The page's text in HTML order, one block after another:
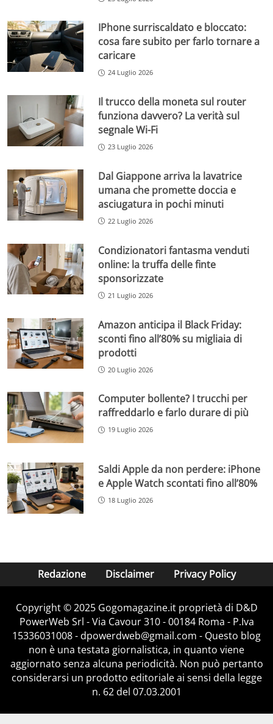
IPhone surriscaldato e bloccato:
cosa fare subito per farlo tornare a
caricare
24 Luglio 2026
Il trucco della moneta sul router
funziona davvero? La verità sul
segnale Wi-Fi
23 Luglio 2026
Dal Giappone arriva la lavatrice
umana che promette doccia e
asciugatura in pochi minuti
22 Luglio 2026
Condizionatori fantasma venduti
online: la truffa delle finte
sponsorizzate
21 Luglio 2026
Amazon anticipa il Black Friday:
sconti fino all’80% su migliaia di
prodotti
20 Luglio 2026
Computer bollente? I trucchi per
raffreddarlo e farlo durare di più
19 Luglio 2026
Saldi Apple da non perdere: iPhone
e Apple Watch scontati fino all’80%
18 Luglio 2026
Redazione Disclaimer Privacy Policy
Copyright © 2025 Gogomagazine.it proprietà di D&D
PowerWeb Srl - Via Cavour 310 - 00184 Roma - P.Iva
15336031008 - dpowerdweb@gmail.com - Questo blog
non è una testata giornalistica, in quanto viene
aggiornato senza alcuna periodicità. Non può pertanto
considerarsi un prodotto editoriale ai sensi della legge
n. 62 del 07.03.2001